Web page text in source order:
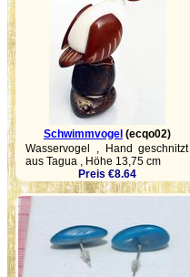
Schwimmvogel(ecqo02)
Wasservogel , Hand geschnitzt
aus Tagua , Höhe 13,75 cm
Preis €8.64